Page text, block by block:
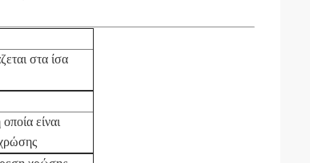
στα ίσα
είναι